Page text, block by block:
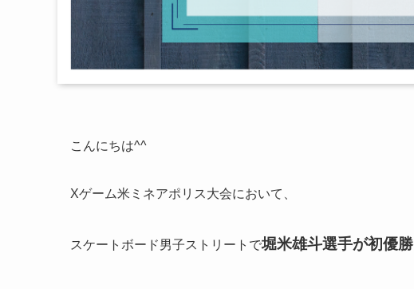
こんにちは^^
Xゲーム米ミネアポリス大会において、
スケートボード男子ストリートで堀米雄斗選手が初優勝